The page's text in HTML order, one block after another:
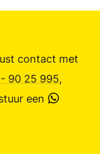
contact met
90 25 995,
een